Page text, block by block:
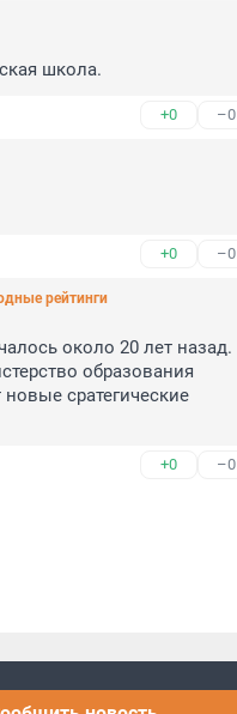
школа.
+0 –0
+0 –0
рейтинги
около 20 лет назад.
образования
сратегические
+0 –0